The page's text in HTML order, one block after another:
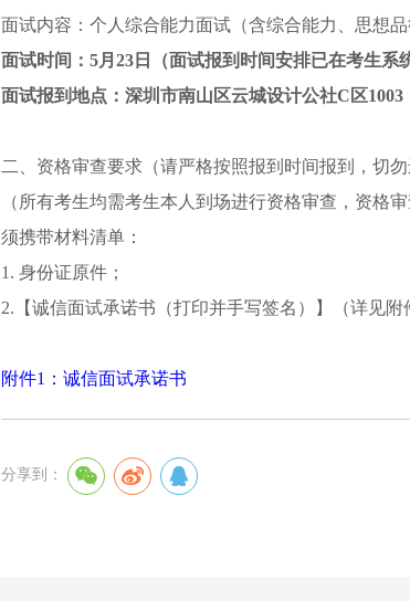
面试内容：个人综合能力面试（含综合能力、思想
面试时间： 5月 23日（面试报到时间安排已在考生系
面试报到地点：深圳市南山区云城设计公社C 区1003
二、资格审查要求（请严格按照报到时间报到，切勿
（所有考生均需考生本人到场进行资格审查，资格
须携带材料清单：
1. 身份证原件；
2.【诚信面试承诺书（打印并手写签名）】（详见附
附件1 ：诚信面试承诺书
分享到：